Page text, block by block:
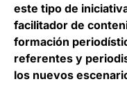
este tipo de
facilitador de
formación
referentes y
los nuevos